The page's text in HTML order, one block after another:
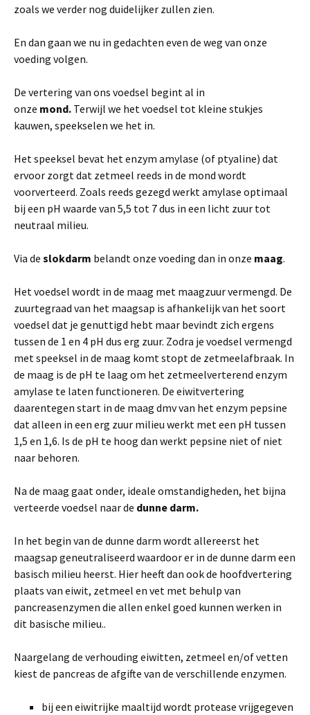
zoals we verder nog duidelijker zullen zien.
En dan gaan we nu in gedachten even de weg van onze
voeding volgen.
De vertering van ons voedsel begint al in
onze mond. Terwijl we het voedsel tot kleine stukjes
kauwen, speekselen we het in.
Het speeksel bevat het enzym amylase (of ptyaline) dat
ervoor zorgt dat zetmeel reeds in de mond wordt
voorverteerd. Zoals reeds gezegd werkt amylase optimaal
bij een pH waarde van 5,5 tot 7 dus in een licht zuur tot
neutraal milieu.
Via de slokdarm belandt onze voeding dan in onze maag.
Het voedsel wordt in de maag met maagzuur vermengd. De
zuurtegraad van het maagsap is afhankelijk van het soort
voedsel dat je genuttigd hebt maar bevindt zich ergens
tussen de 1 en 4 pH dus erg zuur. Zodra je voedsel vermengd
met speeksel in de maag komt stopt de zetmeelafbraak. In
de maag is de pH te laag om het zetmeelverterend enzym
amylase te laten functioneren. De eiwitvertering
daarentegen start in de maag dmv van het enzym pepsine
dat alleen in een erg zuur milieu werkt met een pH tussen
1,5 en 1,6. Is de pH te hoog dan werkt pepsine niet of niet
naar behoren.
Na de maag gaat onder, ideale omstandigheden, het bijna
verteerde voedsel naar de dunne darm.
In het begin van de dunne darm wordt allereerst het
maagsap geneutraliseerd waardoor er in de dunne darm een
basisch milieu heerst. Hier heeft dan ook de hoofdvertering
plaats van eiwit, zetmeel en vet met behulp van
pancreasenzymen die allen enkel goed kunnen werken in
dit basische milieu..
Naargelang de verhouding eiwitten, zetmeel en/of vetten
kiest de pancreas de afgifte van de verschillende enzymen.
bij een eiwitrijke maaltijd wordt protease vrijgegeven